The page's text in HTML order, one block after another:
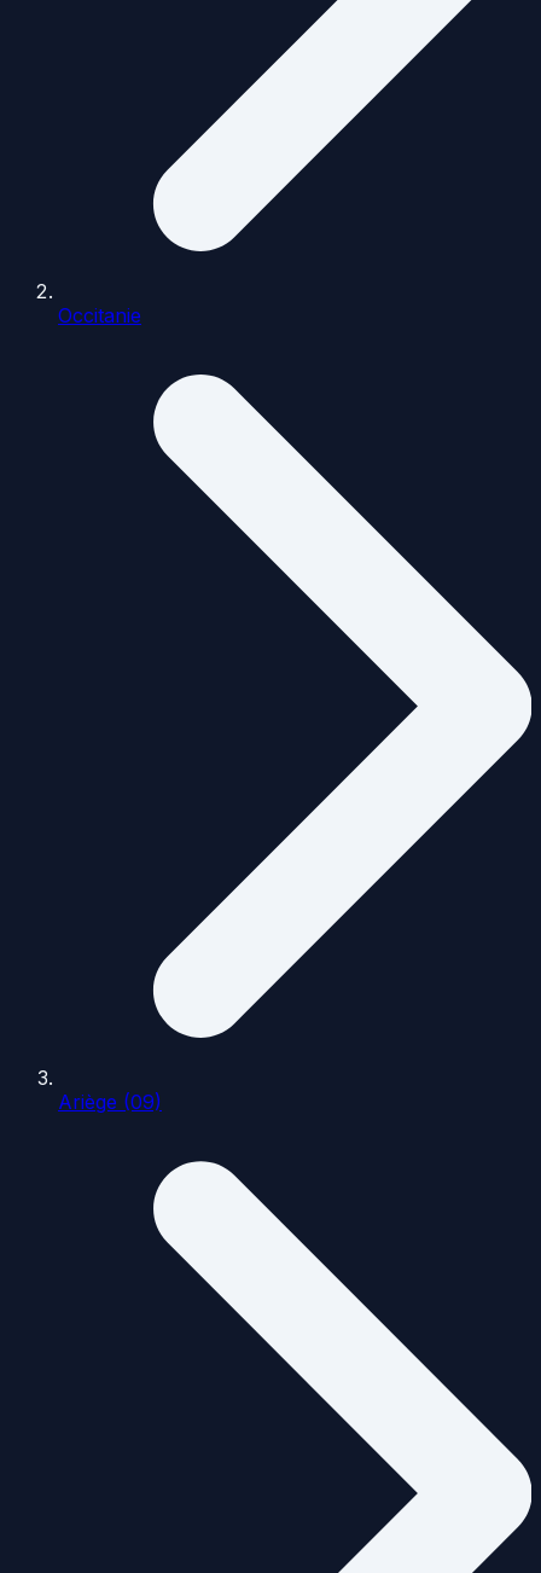
Occitanie
Ariège (09)